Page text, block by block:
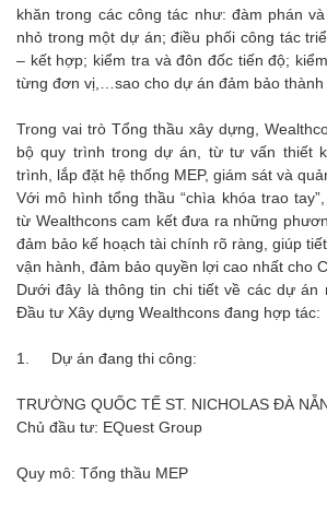
khăn trong các công tác như: đàm phán
nhỏ trong một dự án; điều phối công tác
– kết hợp; kiểm tra và đôn đốc tiến độ;
từng đơn vị,…sao cho dự án đảm bảo thành
Trong vai trò Tổng thầu xây dựng,
bộ quy trình trong dự án, từ tư vấn thiết
trình, lắp đặt hệ thống MEP, giám sát và
Với mô hình tổng thầu “chìa khóa trao
từ Wealthcons cam kết đưa ra những
đảm bảo kế hoạch tài chính rõ ràng, giúp
vận hành, đảm bảo quyền lợi cao nhất cho
Dưới đây là thông tin chi tiết về các dự án
Đầu tư Xây dựng Wealthcons đang hợp tác:
1. Dự án đang thi công:
TRƯỜNG QUỐC TẾ ST. NICHOLAS ĐÀ
Chủ đầu tư: EQuest Group
Quy mô: Tổng thầu MEP